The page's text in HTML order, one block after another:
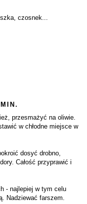
czosnek...
przesmażyć na oliwie.
w chłodne miejsce w
dosyć drobno,
Całość przyprawić i
- najlepiej w tym celu
Nadziewać farszem.